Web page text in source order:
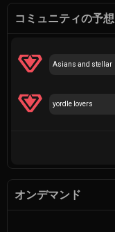
コミュニティの予想
Asians and stellar
yordle lovers
オンデマンド